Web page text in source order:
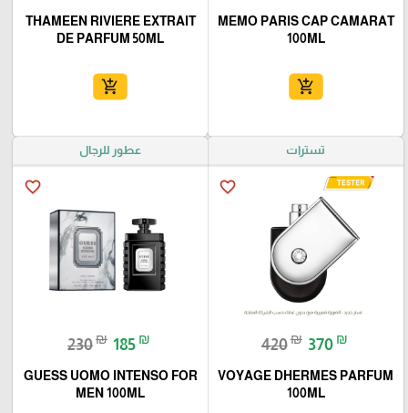
MEMO PARIS CAP CAMARAT
100ML
add_shopping_cart
THAMEEN RIVIERE EXTRAIT
DE PARFUM 50ML
add_shopping_cart
تسترات
favorite_border
420₪ 370 ₪
VOYAGE DHERMES PARFUM
100ML
عطور للرجال
favorite_border
230₪ 185 ₪
GUESS UOMO INTENSO FOR
MEN 100ML